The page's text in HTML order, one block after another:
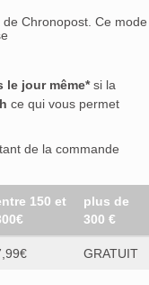
Chronopost. Ce mode
le jour même*si la
ce qui vous permet
de la commande
150 et
plus de
300 €
GRATUIT